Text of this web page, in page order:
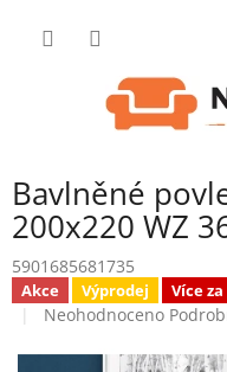
Bavlněné
200x220 WZ
5901685681735
Akce Výprodej Více
Průměrné
produktu
Neohodnoceno